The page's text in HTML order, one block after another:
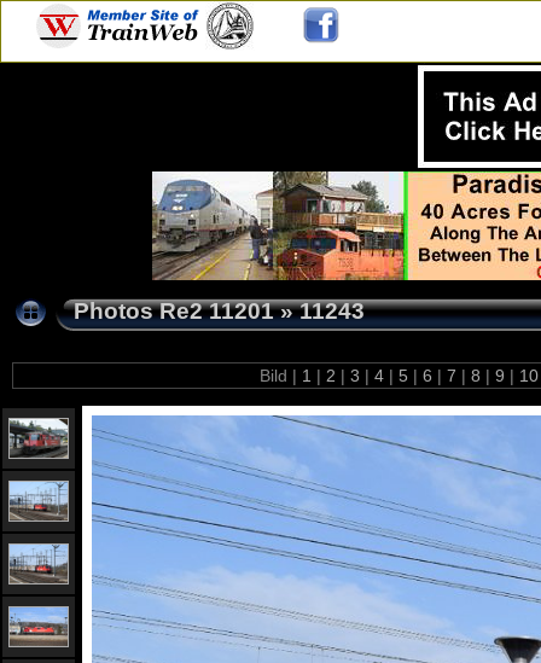
Photos Re2 11201»11243
Bild | 1 | 2 | 3 | 4 | 5 | 6 | 7 | 8 | 9 |